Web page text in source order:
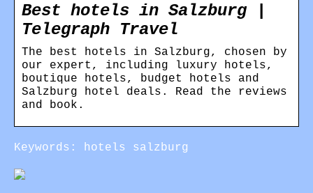
Best hotels in Salzburg |
Telegraph Travel
The best hotels in Salzburg, chosen by
our expert, including luxury hotels,
boutique hotels, budget hotels and
Salzburg hotel deals. Read the reviews
and book.
Keywords: hotels salzburg